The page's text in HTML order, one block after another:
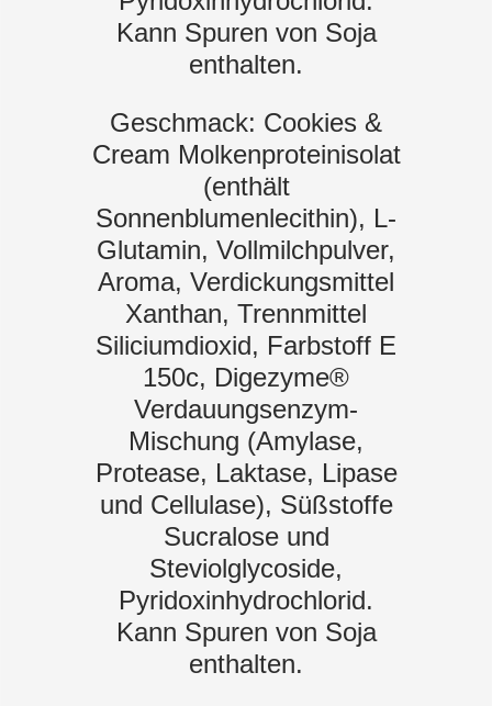
Kann Spuren von Soja
enthalten.
Geschmack: Cookies &
Cream Molkenproteinisolat
(enthält
Sonnenblumenlecithin), L-
Glutamin, Vollmilchpulver,
Aroma, Verdickungsmittel
Xanthan, Trennmittel
Siliciumdioxid, Farbstoff E
150c, Digezyme®
Verdauungsenzym-
Mischung (Amylase,
Protease, Laktase, Lipase
und Cellulase), Süßstoffe
Sucralose und
Steviolglycoside,
Pyridoxinhydrochlorid.
Kann Spuren von Soja
enthalten.